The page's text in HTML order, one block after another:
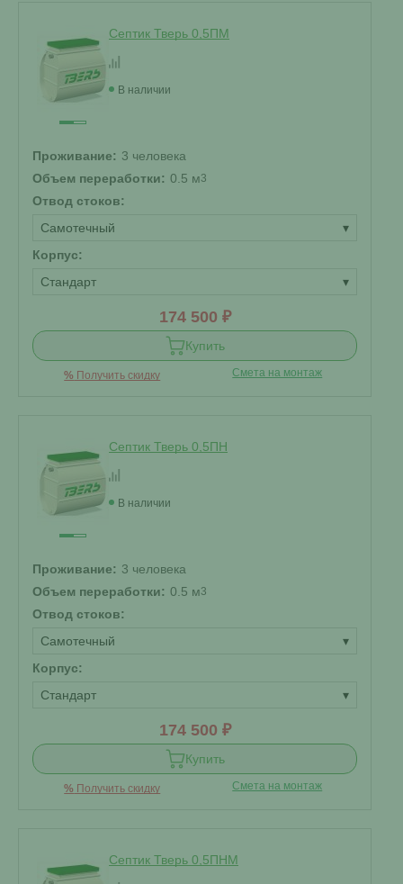
Септик Тверь 0,5ПМ
В наличии
Проживание: 3 человека
Объем переработки: 0.5 м3
Отвод стоков:
Самотечный
▾
Корпус:
Стандарт
▾
174 500 ₽
Купить
% Получить скидку Смета на монтаж
Септик Тверь 0,5ПН
В наличии
Проживание: 3 человека
Объем переработки: 0.5 м3
Отвод стоков:
Самотечный
▾
Корпус:
Стандарт
▾
174 500 ₽
Купить
% Получить скидку Смета на монтаж
Септик Тверь 0,5ПНМ